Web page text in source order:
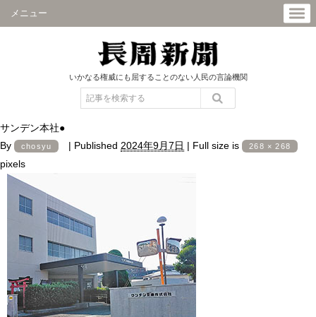
メニュー
いかなる権威にも屈することのない人民の言論機関
サンデン本社●
By
chosyu | Published 2024年9月7日 | Full size is 268 × 268
pixels